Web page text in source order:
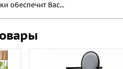
обеспечит Вас...